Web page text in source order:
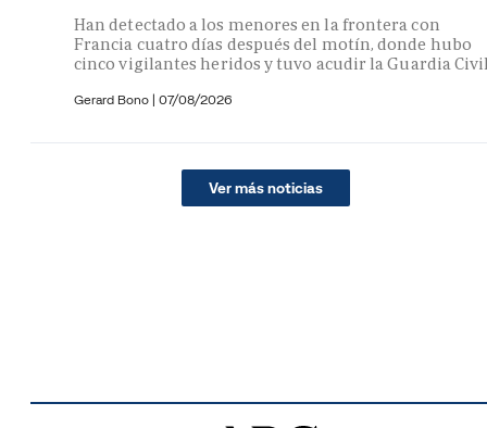
Han detectado a los menores en la frontera con
Francia cuatro días después del motín, donde hubo
cinco vigilantes heridos y tuvo acudir la Guardia
Gerard Bono | 07/08/2026
Ver más noticias